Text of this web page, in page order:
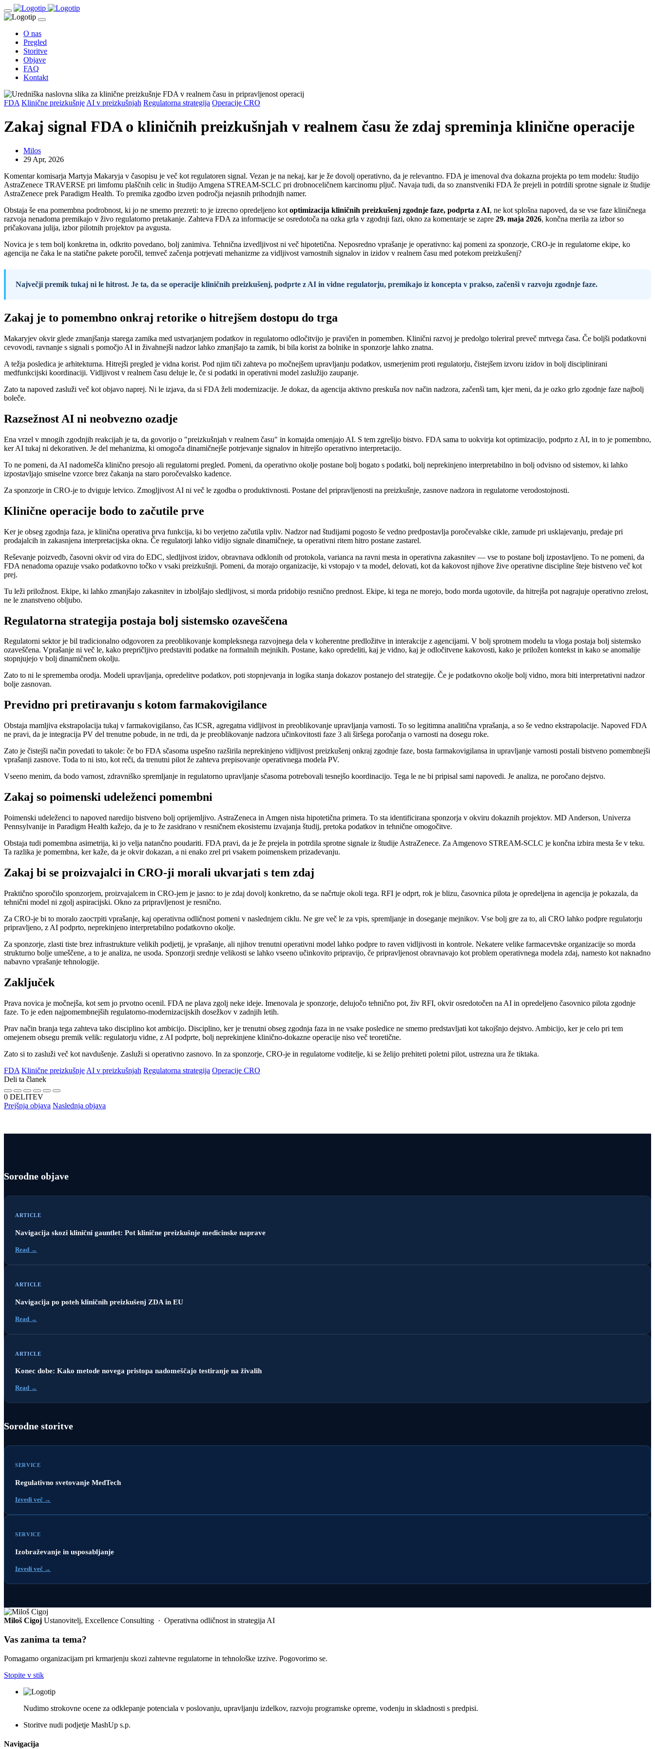
O nas
Pregled
Storitve
Objave
FAQ
Kontakt
FDA Klinične preizkušnje AI v preizkušnjah Regulatorna strategija Operacije CRO
Zakaj signal FDA o kliničnih preizkušnjah v realnem času že zdaj spreminja klinične operacije
Milos
29 Apr, 2026
Komentar komisarja Martyja Makaryja v časopisu je več kot regulatoren signal. Vezan je na nekaj, kar je že dovolj operativno, da je relevantno. FDA je imenoval dva dokazna projekta po tem modelu: študijo
AstraZenece TRAVERSE pri limfomu plaščnih celic in študijo Amgena STREAM-SCLC pri drobnoceličnem karcinomu pljuč. Navaja tudi, da so znanstveniki FDA že prejeli in potrdili sprotne signale iz študije
AstraZenece prek Paradigm Health. To premika zgodbo izven področja nejasnih prihodnjih namer.
Obstaja še ena pomembna podrobnost, ki jo ne smemo prezreti: to je izrecno opredeljeno kot optimizacija kliničnih preizkušenj zgodnje faze, podprta z AI, ne kot splošna napoved, da se vse faze kliničnega
razvoja nenadoma premikajo v živo regulatorno pretakanje. Zahteva FDA za informacije se osredotoča na ozka grla v zgodnji fazi, okno za komentarje se zapre 29. maja 2026, končna merila za izbor so
pričakovana julija, izbor pilotnih projektov pa avgusta.
Novica je s tem bolj konkretna in, odkrito povedano, bolj zanimiva. Tehnična izvedljivost ni več hipotetična. Neposredno vprašanje je operativno: kaj pomeni za sponzorje, CRO-je in regulatorne ekipe, ko
agencija ne čaka le na statične pakete poročil, temveč začenja potrjevati mehanizme za vidljivost varnostnih signalov in izidov v realnem času med potekom preizkušenj?
Največji premik tukaj ni le hitrost. Je ta, da se operacije kliničnih preizkušenj, podprte z AI in vidne regulatorju, premikajo iz koncepta v prakso, začenši v razvoju zgodnje faze.
Zakaj je to pomembno onkraj retorike o hitrejšem dostopu do trga
Makaryjev okvir glede zmanjšanja starega zamika med ustvarjanjem podatkov in regulatorno odločitvijo je pravičen in pomemben. Klinični razvoj je predolgo toleriral preveč mrtvega časa. Če boljši podatkovni
cevovodi, ravnanje s signali s pomočjo AI in živahnejši nadzor lahko zmanjšajo ta zamik, bi bila korist za bolnike in sponzorje lahko znatna.
A težja posledica je arhitekturna. Hitrejši pregled je vidna korist. Pod njim tiči zahteva po močnejšem upravljanju podatkov, usmerjenim proti regulatorju, čistejšem izvoru izidov in bolj disciplinirani
medfunkcijski koordinaciji. Vidljivost v realnem času deluje le, če si podatki in operativni model zaslužijo zaupanje.
Zato ta napoved zasluži več kot objavo naprej. Ni le izjava, da si FDA želi modernizacije. Je dokaz, da agencija aktivno preskuša nov način nadzora, začenši tam, kjer meni, da je ozko grlo zgodnje faze najbolj
boleče.
Razsežnost AI ni neobvezno ozadje
Ena vrzel v mnogih zgodnjih reakcijah je ta, da govorijo o "preizkušnjah v realnem času" in komajda omenjajo AI. S tem zgrešijo bistvo. FDA sama to uokvirja kot optimizacijo, podprto z AI, in to je pomembno,
ker AI tukaj ni dekorativen. Je del mehanizma, ki omogoča dinamičnejše potrjevanje signalov in hitrejšo operativno interpretacijo.
To ne pomeni, da AI nadomešča klinično presojo ali regulatorni pregled. Pomeni, da operativno okolje postane bolj bogato s podatki, bolj neprekinjeno interpretabilno in bolj odvisno od sistemov, ki lahko
izpostavljajo smiselne vzorce brez čakanja na staro poročevalsko kadence.
Za sponzorje in CRO-je to dviguje letvico. Zmogljivost AI ni več le zgodba o produktivnosti. Postane del pripravljenosti na preizkušnje, zasnove nadzora in regulatorne verodostojnosti.
Klinične operacije bodo to začutile prve
Ker je obseg zgodnja faza, je klinična operativa prva funkcija, ki bo verjetno začutila vpliv. Nadzor nad študijami pogosto še vedno predpostavlja poročevalske cikle, zamude pri usklajevanju, predaje pri
prodajalcih in zakasnjena interpretacijska okna. Če regulatorji lahko vidijo signale dinamičneje, ta operativni ritem hitro postane zastarel.
Reševanje poizvedb, časovni okvir od vira do EDC, sledljivost izidov, obravnava odklonih od protokola, varianca na ravni mesta in operativna zakasnitev — vse to postane bolj izpostavljeno. To ne pomeni, da
FDA nenadoma opazuje vsako podatkovno točko v vsaki preizkušnji. Pomeni, da morajo organizacije, ki vstopajo v ta model, delovati, kot da kakovost njihove žive operativne discipline šteje bistveno več kot
prej.
Tu leži priložnost. Ekipe, ki lahko zmanjšajo zakasnitev in izboljšajo sledljivost, si morda pridobijo resnično prednost. Ekipe, ki tega ne morejo, bodo morda ugotovile, da hitrejša pot nagrajuje operativno zrelost,
ne le znanstveno obljubo.
Regulatorna strategija postaja bolj sistemsko ozaveščena
Regulatorni sektor je bil tradicionalno odgovoren za preoblikovanje kompleksnega razvojnega dela v koherentne predložitve in interakcije z agencijami. V bolj sprotnem modelu ta vloga postaja bolj sistemsko
ozaveščena. Vprašanje ni več le, kako prepričljivo predstaviti podatke na formalnih mejnikih. Postane, kako opredeliti, kaj je vidno, kaj je odločitvene kakovosti, kako je priložen kontekst in kako se anomalije
stopnjujejo v bolj dinamičnem okolju.
Zato to ni le sprememba orodja. Modeli upravljanja, opredelitve podatkov, poti stopnjevanja in logika stanja dokazov postanejo del strategije. Če je podatkovno okolje bolj vidno, mora biti interpretativni nadzor
bolje zasnovan.
Previdno pri pretiravanju s kotom farmakovigilance
Obstaja mamljiva ekstrapolacija tukaj v farmakovigilanso, čas ICSR, agregatna vidljivost in preoblikovanje upravljanja varnosti. To so legitimna analitična vprašanja, a so še vedno ekstrapolacije. Napoved FDA
ne pravi, da je integracija PV del trenutne pobude, in ne trdi, da je preoblikovanje nadzora učinkovitosti faze 3 ali širšega poročanja o varnosti na dosegu roke.
Zato je čistejši način povedati to takole: če bo FDA sčasoma uspešno razširila neprekinjeno vidljivost preizkušenj onkraj zgodnje faze, bosta farmakovigilansa in upravljanje varnosti postali bistveno pomembnejši
vprašanji zasnove. Toda to ni isto, kot reči, da trenutni pilot že zahteva prepisovanje operativnega modela PV.
Vseeno menim, da bodo varnost, zdravniško spremljanje in regulatorno upravljanje sčasoma potrebovali tesnejšo koordinacijo. Tega le ne bi pripisal sami napovedi. Je analiza, ne poročano dejstvo.
Zakaj so poimenski udeleženci pomembni
Poimenski udeleženci to napoved naredijo bistveno bolj oprijemljivo. AstraZeneca in Amgen nista hipotetična primera. To sta identificirana sponzorja v okviru dokaznih projektov. MD Anderson, Univerza
Pennsylvanije in Paradigm Health kažejo, da je to že zasidrano v resničnem ekosistemu izvajanja študij, pretoka podatkov in tehnične omogočitve.
Obstaja tudi pomembna asimetrija, ki jo velja natančno poudariti. FDA pravi, da je že prejela in potrdila sprotne signale iz študije AstraZenece. Za Amgenovo STREAM-SCLC je končna izbira mesta še v teku.
Ta razlika je pomembna, ker kaže, da je okvir dokazan, a ni enako zrel pri vsakem poimenskem prizadevanju.
Zakaj bi se proizvajalci in CRO-ji morali ukvarjati s tem zdaj
Praktično sporočilo sponzorjem, proizvajalcem in CRO-jem je jasno: to je zdaj dovolj konkretno, da se načrtuje okoli tega. RFI je odprt, rok je blizu, časovnica pilota je opredeljena in agencija je pokazala, da
tehnični model ni zgolj aspiracijski. Okno za pripravljenost je resnično.
Za CRO-je bi to moralo zaострiti vprašanje, kaj operativna odličnost pomeni v naslednjem ciklu. Ne gre več le za vpis, spremljanje in doseganje mejnikov. Vse bolj gre za to, ali CRO lahko podpre regulatorju
pripravljeno, z AI podprto, neprekinjeno interpretabilno podatkovno okolje.
Za sponzorje, zlasti tiste brez infrastrukture velikih podjetij, je vprašanje, ali njihov trenutni operativni model lahko podpre to raven vidljivosti in kontrole. Nekatere velike farmacevtske organizacije so morda
strukturno bolje umeščene, a to je analiza, ne usoda. Sponzorji srednje velikosti se lahko vseeno učinkovito pripravijo, če pripravljenost obravnavajo kot problem operativnega modela zdaj, namesto kot naknadno
nabavno vprašanje tehnologije.
Zaključek
Prava novica je močnejša, kot sem jo prvotno ocenil. FDA ne plava zgolj neke ideje. Imenovala je sponzorje, delujočo tehnično pot, živ RFI, okvir osredotočen na AI in opredeljeno časovnico pilota zgodnje
faze. To je eden najpomembnejših regulatorno-modernizacijskih dosežkov v zadnjih letih.
Prav način branja tega zahteva tako disciplino kot ambicijo. Disciplino, ker je trenutni obseg zgodnja faza in ne vsake posledice ne smemo predstavljati kot takojšnjo dejstvo. Ambicijo, ker je celo pri tem
omejenem obsegu premik velik: regulatorju vidne, z AI podprte, bolj neprekinjene klinično-dokazne operacije niso več teoretične.
Zato si to zasluži več kot navdušenje. Zasluži si operativno zasnovo. In za sponzorje, CRO-je in regulatorne voditelje, ki se želijo prehiteti poletni pilot, ustrezna ura že tiktaka.
FDA Klinične preizkušnje AI v preizkušnjah Regulatorna strategija Operacije CRO
Deli ta članek
0 DELITEV
Prejšnja objava Naslednja objava
Sorodne objave
ARTICLE
Navigacija skozi klinični gauntlet: Pot klinične preizkušnje medicinske naprave
Read →
ARTICLE
Navigacija po poteh kliničnih preizkušenj ZDA in EU
Read →
ARTICLE
Konec dobe: Kako metode novega pristopa nadomeščajo testiranje na živalih
Read →
Sorodne storitve
SERVICE
Regulativno svetovanje MedTech
Izvedi več →
SERVICE
Izobraževanje in usposabljanje
Izvedi več →
Miloš Cigoj Ustanovitelj, Excellence Consulting · Operativna odličnost in strategija AI
Vas zanima ta tema?
Pomagamo organizacijam pri krmarjenju skozi zahtevne regulatorne in tehnološke izzive. Pogovorimo se.
Stopite v stik
Nudimo strokovne ocene za odklepanje potenciala v poslovanju, upravljanju izdelkov, razvoju programske opreme, vodenju in skladnosti s predpisi.
Storitve nudi podjetje MashUp s.p.
Navigacija